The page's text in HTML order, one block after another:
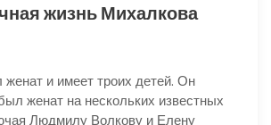
жизнь Михалкова
и имеет троих детей. Он
женат на нескольких известных
Людмилу Волкову и Елену